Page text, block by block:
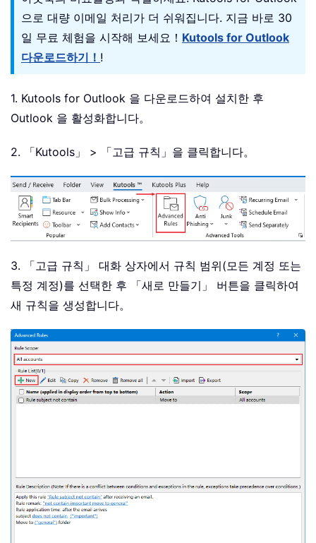
으로 대량 이메일 처리가 더 쉬워집니다. 지금 바로 30
일 무료 체험을 시작해 보세요！ Kutools for Outlook
다운로드하기！ !
1. Kutools for Outlook 을 다운로드하여 설치한 후
Outlook 을 활성화합니다。
2. 「Kutools」 > 「고급 규칙」을 클릭합니다。
3. 「고급 규칙」 대화 상자에서 규칙 범위(모든 계정 또는
특정 계정)를 선택한 후 「새로 만들기」 버튼을 클릭하여
새 규칙을 생성합니다。